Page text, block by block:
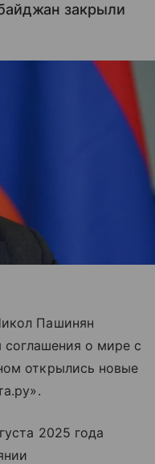
закрыли
Пашинян
соглашения о мире с
открылись новые
2025 года